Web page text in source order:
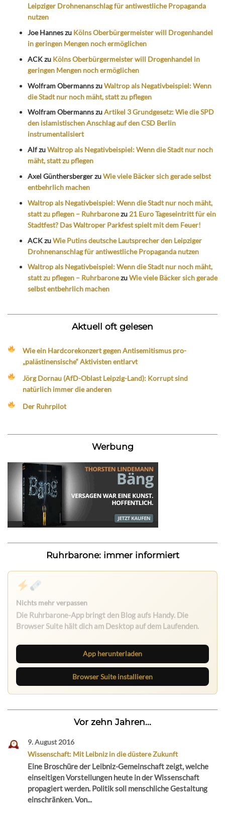
Leipziger Drohnenanschlag für antiwestliche Propaganda
nutzen
Joe Hanneszu Kölns Oberbürgermeister will Drogenhandel
in geringen Mengen noch ermöglichen
ACKzu Kölns Oberbürgermeister will Drogenhandel in
geringen Mengen noch ermöglichen
Wolfram ObermannszuWaltrop als Negativbeispiel: Wenn
die Stadt nur noch mäht, statt zu pflegen
Wolfram ObermannszuArtikel 3 Grundgesetz: Wie die SPD
den islamistischen Anschlag auf den CSD Berlin
instrumentalisiert
AlfzuWaltrop als Negativbeispiel: Wenn die Stadt nur noch
mäht, statt zu pflegen
Axel GünthersbergerzuWie viele Bäcker sich gerade selbst
entbehrlich machen
Waltrop als Negativbeispiel: Wenn die Stadt nur noch mäht,
statt zu pflegen – Ruhrbaronezu 21 Euro Tageseintritt für ein
Stadtfest? Das Waltroper Parkfest spielt mit dem Feuer!
ACKzuWie Putins deutsche Lautsprecher den Leipziger
Drohnenanschlag für antiwestliche Propaganda nutzen
Waltrop als Negativbeispiel: Wenn die Stadt nur noch mäht,
statt zu pflegen – RuhrbaronezuWie viele Bäcker sich gerade
selbst entbehrlich machen
Aktuell oft gelesen
Wie ein Hardcorekonzert gegen Antisemitismus pro-
„palästinensische“ Aktivisten entlarvt
Jörg Dornau (AfD-Oblast Leipzig-Land): Korrupt sind
natürlich immer die anderen
Der Ruhrpilot
Werbung
Ruhrbarone: immer informiert
App herunterladen
Browser Suite installieren
Vor zehn Jahren...
9. August 2016
Wissenschaft: Mit Leibniz in die düstere Zukunft
Eine Broschüre der Leibniz-Gemeinschaft zeigt, welche
einseitigen Vorstellungen heute in der Wissenschaft
propagiert werden. Politik soll menschliche Gestaltung
einschränken. Von...